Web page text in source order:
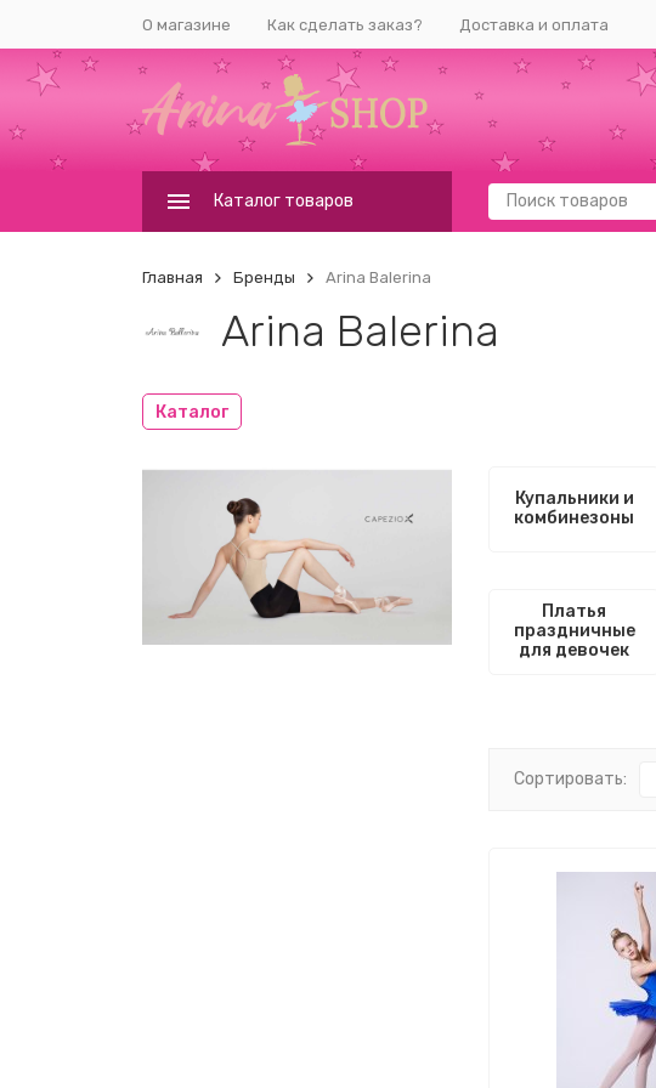
О магазине Как сделать заказ? Доставка и оплата
Каталог товаров
Главная Бренды Arina Balerina
Arina Balerina
Каталог
Купальники и
комбинезоны
Платья
праздничные
для девочек
Сортировать: